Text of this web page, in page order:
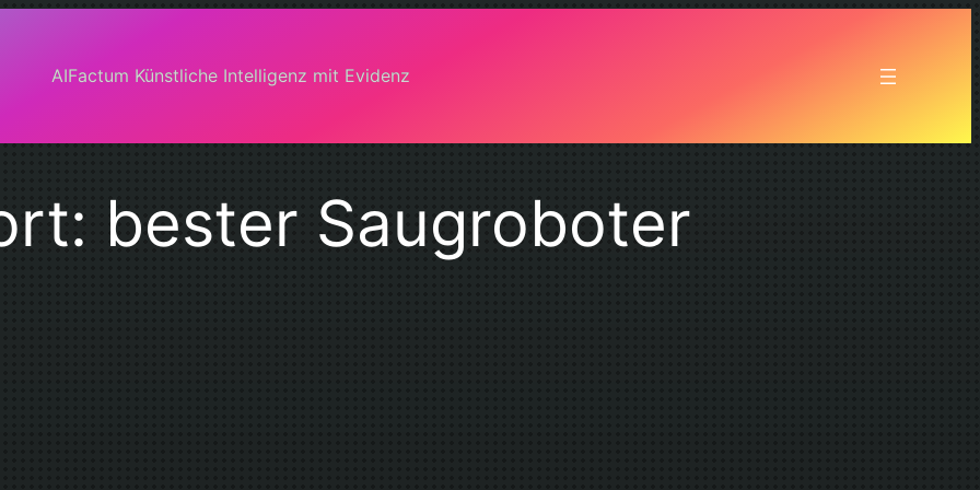
AIFactum Künstliche Intelligenz mit Evidenz
bester Saugroboter